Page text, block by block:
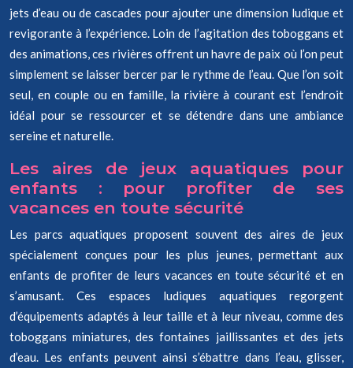
jets d’eau ou de cascades pour ajouter une dimension ludique et
revigorante à l’expérience. Loin de l’agitation des toboggans et
des animations, ces rivières offrent un havre de paix où l’on peut
simplement se laisser bercer par le rythme de l’eau. Que l’on soit
seul, en couple ou en famille, la rivière à courant est l’endroit
idéal pour se ressourcer et se détendre dans une ambiance
sereine et naturelle.
Les aires de jeux aquatiques pour
enfants : pour profiter de ses
vacances en toute sécurité
Les parcs aquatiques proposent souvent des aires de jeux
spécialement conçues pour les plus jeunes, permettant aux
enfants de profiter de leurs vacances en toute sécurité et en
s’amusant. Ces espaces ludiques aquatiques regorgent
d’équipements adaptés à leur taille et à leur niveau, comme des
toboggans miniatures, des fontaines jaillissantes et des jets
d’eau. Les enfants peuvent ainsi s’ébattre dans l’eau, glisser,